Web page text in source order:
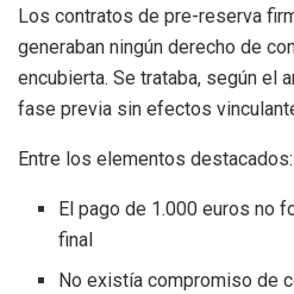
Los contratos de pre-reserva
generaban ningún derecho de
encubierta. Se trataba, según el
fase previa sin efectos
Entre los elementos destacados:
El pago de 1.000 euros no
final
No existía compromiso de